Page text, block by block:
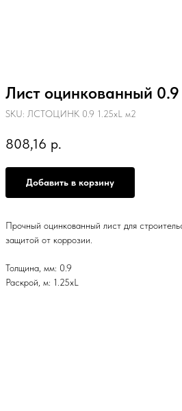
Лист оцинкованный
SKU: ЛСТОЦИНК 0.9 1.25хL м2
808,16 р.
Добавить в корзину
Прочный оцинкованный лист для
защитой от коррозии.
Толщина, мм: 0.9
Раскрой, м: 1.25хL